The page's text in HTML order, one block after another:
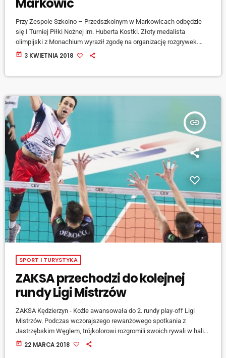
Przy Zespole Szkolno – Przedszkolnym w Markowicach odbędzie
się I Turniej Piłki Nożnej im. Huberta Kostki. Złoty medalista
olimpijski z Monachium wyraził zgodę na organizację rozgrywek.
Weźmie w nich udział 10 znanych klubów ze Śląska i Opolszczyzny
today 3 KWIETNIA 2018
insert_link
SPORT I TURYSTYKA
ZAKSA przechodzi do kolejnej
rundy Ligi Mistrzów
ZAKSA Kędzierzyn - Koźle awansowała do 2. rundy play-off Ligi
Mistrzów. Podczas wczorajszego rewanżowego spotkania z
Jastrzębskim Węglem, trójkolorowi rozgromili swoich rywali w hali
Azoty 3 do 0. W kolejnej fazie siatkarze z Kędzierzyna - Koźla
today 22 MARCA 2018